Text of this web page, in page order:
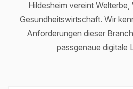
Hildesheim vereint
Gesundheitswirtschaft. Wir
Anforderungen dieser
passgenaue digitale